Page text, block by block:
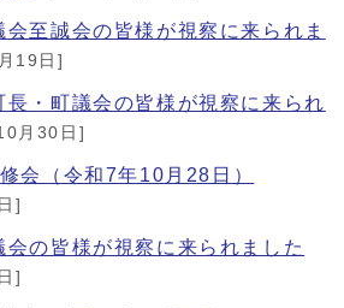
至誠会の皆様が視察に来られま
19日]
長・町議会の皆様が視察に来られ
月30日]
会（令和7年10月28日）
]
の皆様が視察に来られました
]